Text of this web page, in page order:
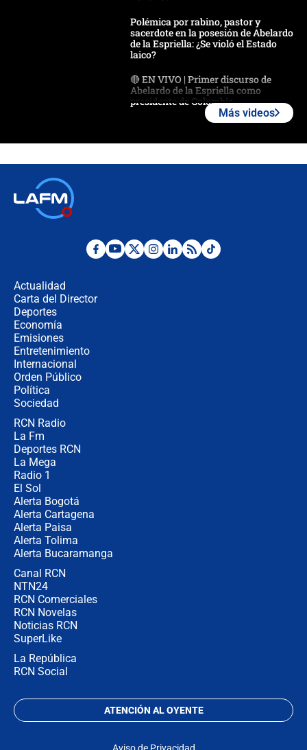
Polémica por rabino, pastor y
sacerdote en la posesión de Abelardo
de la Espriella: ¿Se violó el Estado
laico?
🔴 EN VIVO | Primer discurso de
Abelardo de la Espriella como
presidente de Colombia
Desde dermatitis hasta infecciones:
Más videos
Actualidad
Carta del Director
Deportes
Economía
Emisiones
Entretenimiento
Internacional
Orden Público
Política
Sociedad
RCN Radio
La Fm
Deportes RCN
La Mega
Radio 1
El Sol
Alerta Bogotá
Alerta Cartagena
Alerta Paisa
Alerta Tolima
Alerta Bucaramanga
Canal RCN
NTN24
RCN Comerciales
RCN Novelas
Noticias RCN
SuperLike
La República
RCN Social
ATENCIÓN AL OYENTE
Aviso de Privacidad